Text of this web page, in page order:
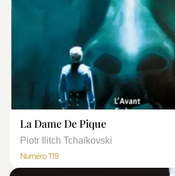
La Dame De Pique
Piotr Ilitch Tchaïkovski
Numéro 119